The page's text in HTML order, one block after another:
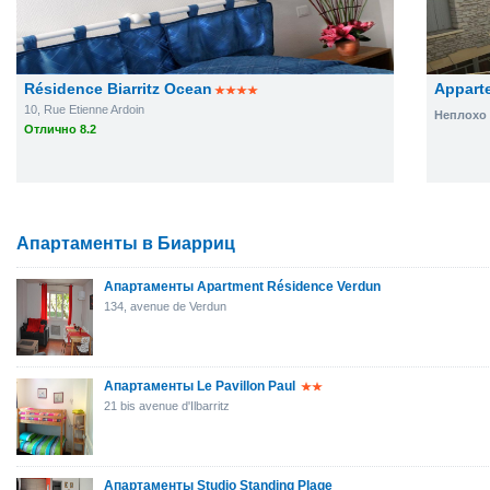
Résidence Biarritz Ocean
10, Rue Etienne Ardoin
Отлично 8.2
Неплохо
Апартаменты в Биарриц
Апартаменты Apartment Résidence Verdun
134, avenue de Verdun
Апартаменты Le Pavillon Paul
21 bis avenue d'Ilbarritz
Апартаменты Studio Standing Plage